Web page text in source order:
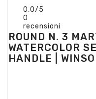
0,0/5
0
recensioni
ROUND N. 3
WATERCOLOR
HANDLE |